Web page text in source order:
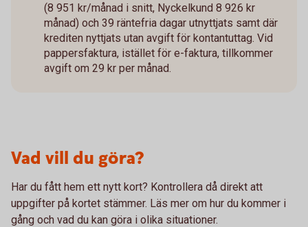
(8 951 kr/månad i snitt, Nyckelkund 8 926 kr
månad) och 39 räntefria dagar utnyttjats samt där
krediten nyttjats utan avgift för kontantuttag. Vid
pappersfaktura, istället för e-faktura, tillkommer
avgift om 29 kr per månad.
Vad vill du göra?
Har du fått hem ett nytt kort? Kontrollera då direkt att
uppgifter på kortet stämmer. Läs mer om hur du kommer i
gång och vad du kan göra i olika situationer.